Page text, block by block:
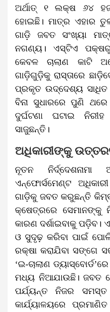
ଅର୍ଥାତ୍‌ ୧ ଲକ୍ଷ ୬୪
ହୋଇଛି। ମାତ୍ର ଏହାର
ଗାଡ଼ି ଜବତ ସଂଖ୍ୟା
ନଗଣ୍ୟ। ଏସ୍‌ଟିଏ
କେବଳ ଚାଲାଣ କାଟି
ଗାଡ଼ିଗୁଡ଼ିକୁ ରାସ୍ତାରେ
ପ୍ରକୃତ ଉଦ୍ଦେଶ୍ୟ ସାଧିତ
ବିନା ସୁଧାରରେ ପୁଣି ଥରେ
ଦୁର୍ଘଟଣା ଘଟାଇ
ସାଜୁଛନ୍ତି।
ଅଧିକାରୀଙ୍କୁ
ନୂତନ
ଏନ୍‌ଫୋର୍ସମେଣ୍ଟ
ଗାଡ଼ିକୁ ଜବତ କରୁଛନ୍ତି
କ୍ଷେତ୍ରରେ ସେମାନଙ୍କୁ
କାରଣ ଦର୍ଶାଇବାକୁ
ଓ ସୁଦୃଢ଼ କରିବା ପାଇଁ
ରକ୍ଷା କରାଯିବା ସଙ୍ଗେ
‘ଇ-ଚାଲାଣ
ମଧ୍ୟ ନିଆଯାଉଛି। ଜବତ
ପର୍ଯ୍ୟନ୍ତ ନିଜର
କାର୍ଯ୍ୟାଳୟରେ